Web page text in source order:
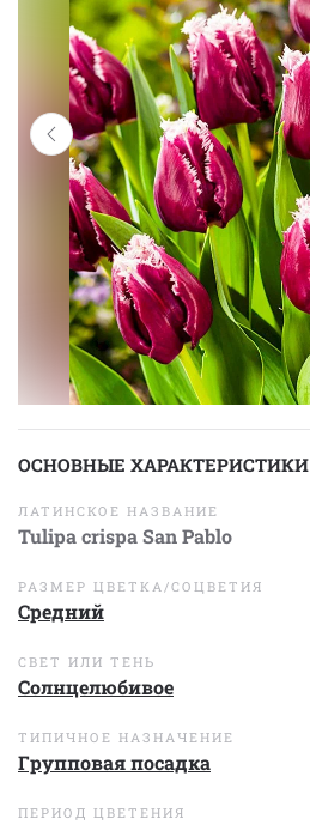
ОСНОВНЫЕ ХАРАКТЕРИСТИКИ
ЛАТИНСКОЕ НАЗВАНИЕ
Tulipa crispa San Pablo
РАЗМЕР ЦВЕТКА/СОЦВЕТИЯ
Средний
СВЕТ ИЛИ ТЕНЬ
Солнцелюбивое
ТИПИЧНОЕ НАЗНАЧЕНИЕ
Групповая посадка
ПЕРИОД ЦВЕТЕНИЯ